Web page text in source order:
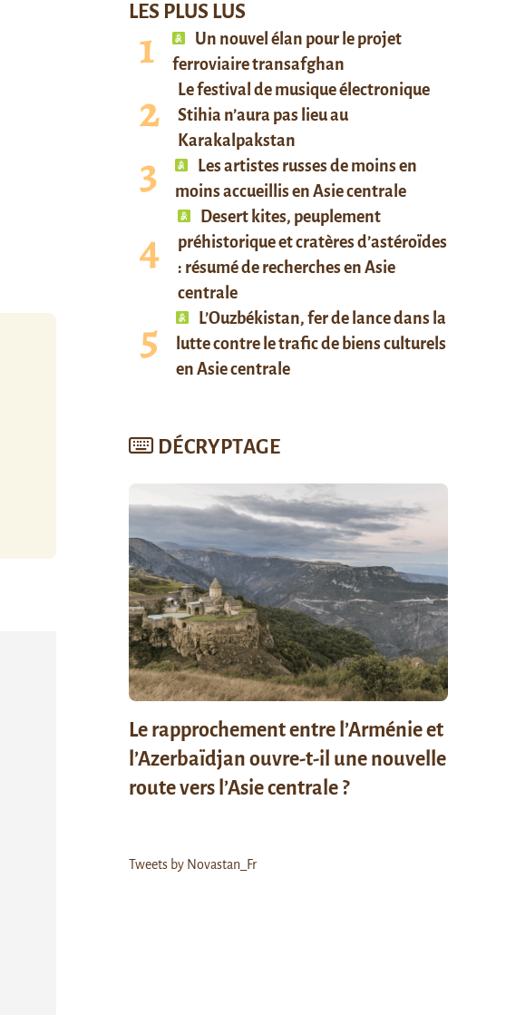
LES PLUS LUS
Un nouvel élan pour le projet
ferroviaire transafghan
Le festival de musique électronique
Stihia n’aura pas lieu au
Karakalpakstan
Les artistes russes de moins en
moins accueillis en Asie centrale
Desert kites, peuplement
préhistorique et cratères d’astéroïdes
: résumé de recherches en Asie
centrale
L’Ouzbékistan, fer de lance dans la
lutte contre le trafic de biens culturels
en Asie centrale
DÉCRYPTAGE
Le rapprochement entre l’Arménie et
l’Azerbaïdjan ouvre-t-il une nouvelle
route vers l’Asie centrale ?
Tweets by Novastan_Fr